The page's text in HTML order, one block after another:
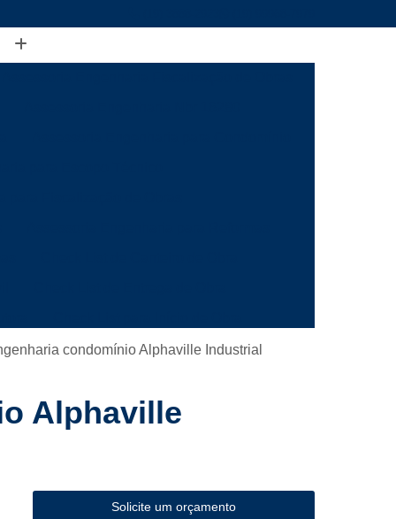
Checklist de Fiscalização de Obra
Checklist de Obra Industrial
condomínio Alphaville Industrial
Alphaville
Solicite um orçamento